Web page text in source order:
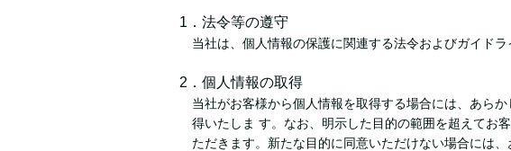
1．法令等の遵守
当社は、個人情報の保護に関連する法令およびガイド
2．個人情報の取得
当社がお客様から個人情報を取得する場合には、あら
得いたしま す。なお、明示した目的の範囲を超えてお
ただきます。新たな目的に同意いただけない場合には